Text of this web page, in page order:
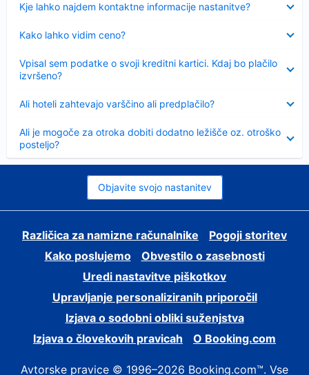
Kje lahko najdem kontaktne informacije nastanitve?
Kako lahko vidim ceno?
Vpisal sem podatke o svoji kreditni kartici. Kdaj bo plačilo
izvršeno?
Ali hoteli zahtevajo varščino ali predplačilo?
Ali je mogoče za otroka dobiti dodatno ležišče oz. otroško
posteljo?
Objavite svojo nastanitev
Različica za namizne računalnike
Pogoji storitev
Kako poslujemo
Obvestilo o zasebnosti
Uredi nastavitve piškotkov
Upravljanje personaliziranih priporočil
Izjava o sodobni obliki suženjstva
Izjava o človekovih pravicah
O Booking.com
Avtorske pravice © 1996–2026 Booking.com™. Vse